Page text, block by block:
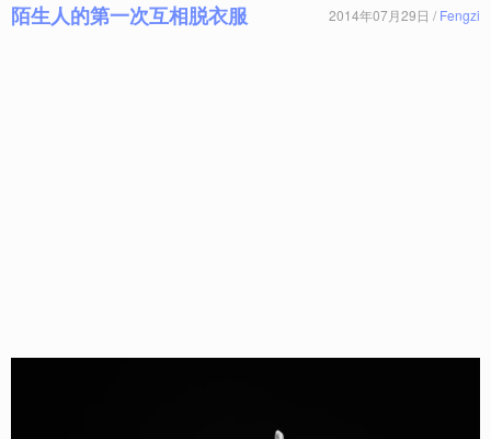
陌生人的第一次互相脱衣服 2014年07月29日 / Fengzi